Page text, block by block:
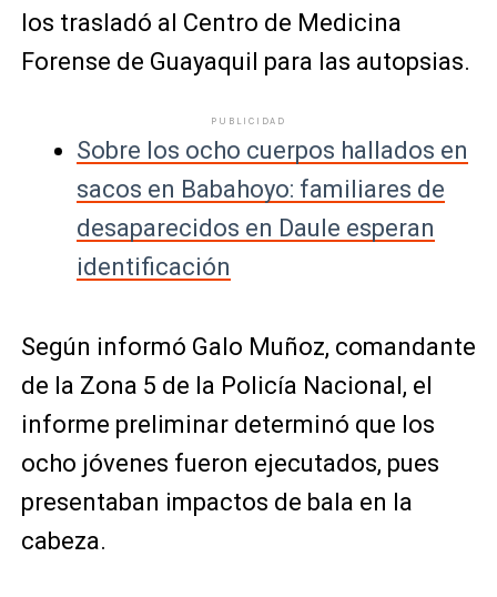
los trasladó al Centro de Medicina
Forense de Guayaquil para las autopsias.
PUBLICIDAD
Sobre los ocho cuerpos hallados en
sacos en Babahoyo: familiares de
desaparecidos en Daule esperan
identificación
Según informó Galo Muñoz, comandante
de la Zona 5 de la Policía Nacional, el
informe preliminar determinó que los
ocho jóvenes fueron ejecutados, pues
presentaban impactos de bala en la
cabeza.